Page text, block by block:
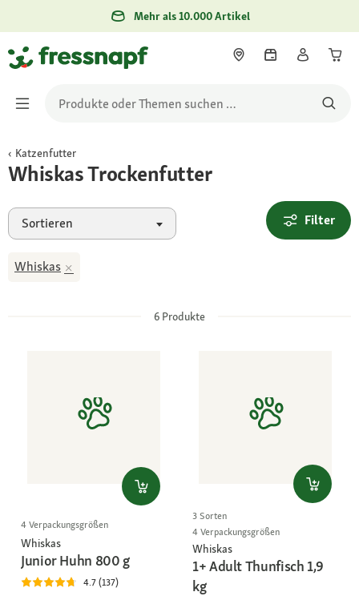
Mehr als 10.000 Artikel
Katzenfutter
Whiskas Trockenfutter
Sortieren Filter
Whiskas
6 Produkte
4 Verpackungsgrößen
Whiskas
Junior Huhn 800 g
4.7 (137)
3 Sorten
4 Verpackungsgrößen
Whiskas
1+ Adult Thunfisch 1,9
kg